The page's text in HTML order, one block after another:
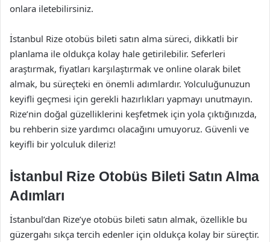
onlara iletebilirsiniz.
İstanbul Rize otobüs bileti satın alma süreci, dikkatli bir
planlama ile oldukça kolay hale getirilebilir. Seferleri
araştırmak, fiyatları karşılaştırmak ve online olarak bilet
almak, bu süreçteki en önemli adımlardır. Yolculuğunuzun
keyifli geçmesi için gerekli hazırlıkları yapmayı unutmayın.
Rize’nin doğal güzelliklerini keşfetmek için yola çıktığınızda,
bu rehberin size yardımcı olacağını umuyoruz. Güvenli ve
keyifli bir yolculuk dileriz!
İstanbul Rize Otobüs Bileti Satın Alma
Adımları
İstanbul’dan Rize’ye otobüs bileti satın almak, özellikle bu
güzergahı sıkça tercih edenler için oldukça kolay bir süreçtir.